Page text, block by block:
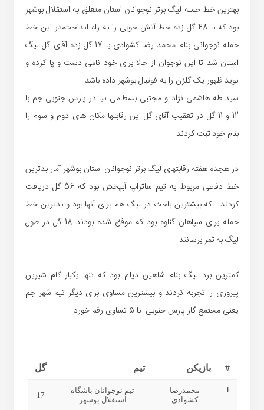
بهترین خط حمله لیگ برتر نوجوانان استان متعلق به استقلال بوشهر
بود که با 48 گل زده خط آتش خوبی را به راه انداخت،در این خط
حمله نوجوانی بنام محمد رضا کشوادی با 17 گل زده آقای گل لیگ
استان شد تا این نوجوان از حالا برای خود نامی دست و پا کرده و
نوید ظهور یک گلزن را به فوتبال بوشهر داده باشد.
سید طه هاشمی نژاد و مجتبی بسطامی نیا در پارس جنوبی جم با
12 و 11 گل در تعقیب آقای گل این رقابتها مکان های دوم و سوم را
بنام خود ثبت کردند.
در هجده هفته رقابتهای لیگ برتر نوجوانان استان بوشهر آمار بدترین
خط دفاعی مربوط به تیم ساتراپ آبپخش بود که 56 گل دریافت
کردند که بیشترین باخت در لیگ هم برای آنها بود و بدترین خط
حمله برای سپاهان گناوه بود که موفق شده بودند 18 گل در طول
لیگ به ثمر برسانند.
کمترین برد لیگ بنام شاهین دیلم بود که تنها یکبار کام شیرین
پیروزی را تجربه کردند و بیشترین مساوی برای دیگر تیم شهر جم
یعنی مجتمع گاز پارس جنوبی با 5 تساوی رقم خورد.
# بازیکن تیم گل
1
محمدرضا
کشوادی
تیم نوجوانان باشگاه
استقلال بوشهر
17